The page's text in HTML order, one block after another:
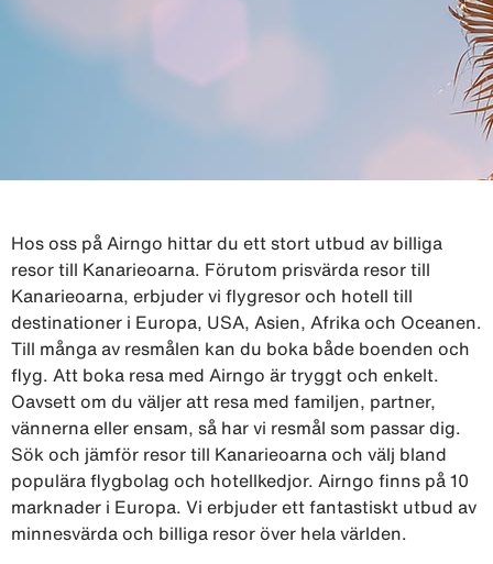
Hos oss på Airngo hittar du ett stort utbud av billiga
resor till Kanarieoarna. Förutom prisvärda resor till
Kanarieoarna, erbjuder vi flygresor och hotell till
destinationer i Europa, USA, Asien, Afrika och Oceanen.
Till många av resmålen kan du boka både boenden och
flyg. Att boka resa med Airngo är tryggt och enkelt.
Oavsett om du väljer att resa med familjen, partner,
vännerna eller ensam, så har vi resmål som passar dig.
Sök och jämför resor till Kanarieoarna och välj bland
populära flygbolag och hotellkedjor. Airngo finns på 10
marknader i Europa. Vi erbjuder ett fantastiskt utbud av
minnesvärda och billiga resor över hela världen.